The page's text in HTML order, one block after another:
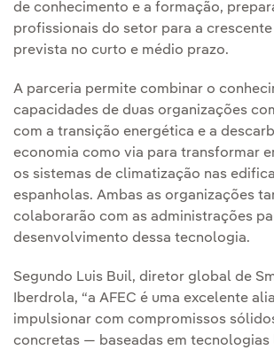
de conhecimento e a formação,
profissionais do setor para a
prevista no curto e médio prazo.
A parceria permite combinar o
capacidades de duas organizações
com a transição energética e a
economia como via para transformar
os sistemas de climatização nas
espanholas. Ambas as organizações
colaborarão com as administrações
desenvolvimento dessa tecnologia.
Segundo Luis Buil, diretor global de
Iberdrola, “a AFEC é uma excelente
impulsionar com compromissos
concretas — baseadas em tecnologias